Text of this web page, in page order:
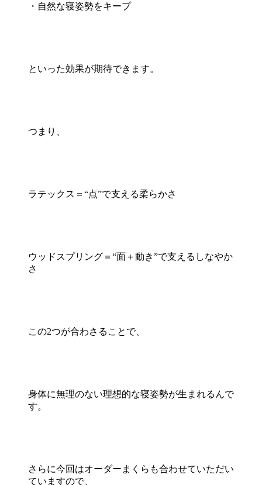
・自然な寝姿勢をキープ
といった効果が期待できます。
つまり、
ラテックス＝“点”で支える柔らかさ
ウッドスプリング＝“面＋動き”で支えるしなやか
さ
この2つが合わさることで、
身体に無理のない理想的な寝姿勢が生まれるんで
す。
さらに今回はオーダーまくらも合わせていただい
ていますので、